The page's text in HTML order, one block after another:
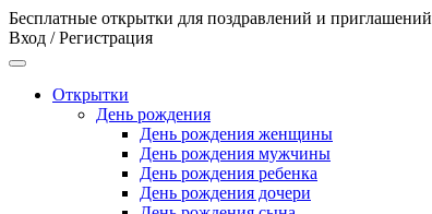
Бесплатные открытки для поздравлений и приглашений
Вход / Регистрация
Открытки
День рождения
День рождения женщины
День рождения мужчины
День рождения ребенка
День рождения дочери